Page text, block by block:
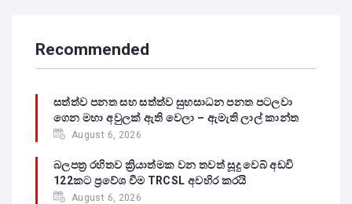
Recommended
සත්ත්ව පනත සහ සත්ත්ව සුභසාධන පනත පටලවා
ගෙන මහා අවුලක් ඇති වෙලා – ඇමැති ලාල් කාන්ත
August 6, 2026
බලපත්‍ර රහිතව ක්‍රියාත්මක වන තවත් සූදු වෙබ් අඩවි
122කට ප්‍රවේශ වීම TRCSL අවහිර කරයි
August 6, 2026